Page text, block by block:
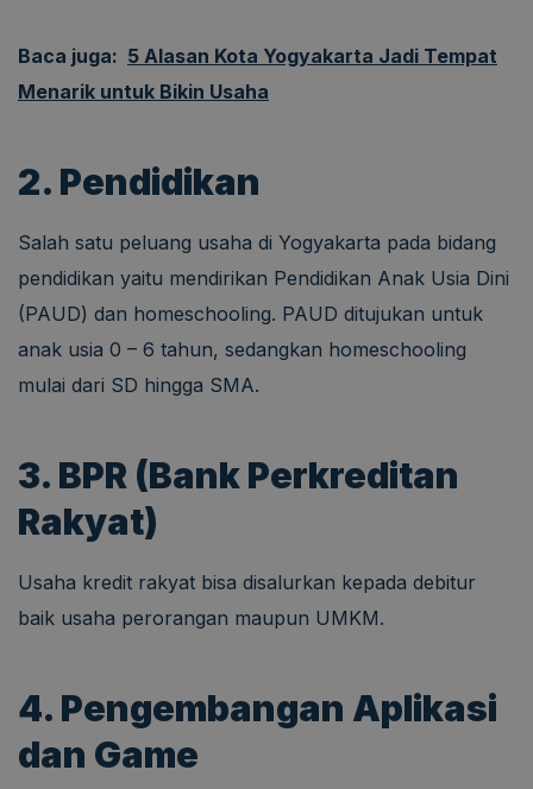
Baca juga: 5 Alasan Kota Yogyakarta Jadi Tempat
Menarik untuk Bikin Usaha
2. Pendidikan
Salah satu peluang usaha di Yogyakarta pada bidang
pendidikan yaitu mendirikan Pendidikan Anak Usia Dini
(PAUD) dan homeschooling. PAUD ditujukan untuk
anak usia 0 – 6 tahun, sedangkan homeschooling
mulai dari SD hingga SMA.
3. BPR (Bank Perkreditan
Rakyat)
Usaha kredit rakyat bisa disalurkan kepada debitur
baik usaha perorangan maupun UMKM.
4. Pengembangan Aplikasi
dan Game